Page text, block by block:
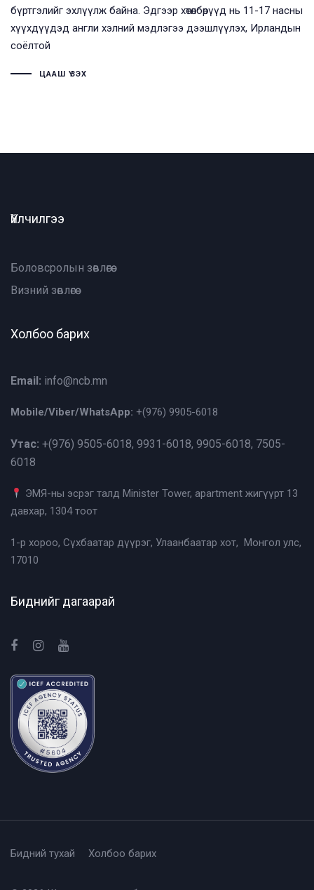
бүртгэлийг эхлүүлж байна. Эдгээр хөтөлбөрүүд нь 11-17 насны
хүүхдүүдэд англи хэлний мэдлэгээ дээшлүүлэх, Ирландын
соёлтой
ЦААШ ҮЗЭХ
Үйлчилгээ
Боловсролын зөвлөгөө
Визний зөвлөгөө
Холбоо барих
Email: info@ncb.mn
Mobile/Viber/WhatsApp: +(976) 9905-6018
Утас: +(976) 9505-6018, 9931-6018, 9905-6018, 7505-
6018
ЭМЯ-ны эсрэг талд Minister Tower, apartment жигүүрт 13
давхар, 1304 тоот
1-р хороо, Сүхбаатар дүүрэг, Улаанбаатар хот, Монгол улс,
17010
Биднийг дагаарай
Бидний тухай Холбоо барих